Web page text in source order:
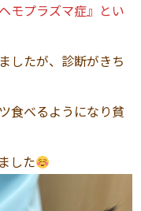
モプラズマ症』とい
したが、診断がきち
食べるようになり貧
した